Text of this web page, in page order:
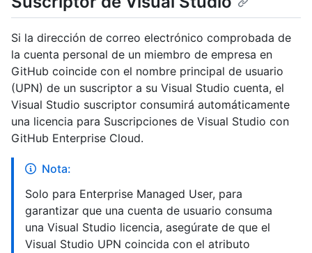
Si la dirección de correo electrónico comprobada de
la cuenta personal de un miembro de empresa en
GitHub coincide con el nombre principal de usuario
(UPN) de un suscriptor a su Visual Studio cuenta, el
Visual Studio suscriptor consumirá automáticamente
una licencia para Suscripciones de Visual Studio con
GitHub Enterprise Cloud.
Nota:
Solo para Enterprise Managed User, para
garantizar que una cuenta de usuario consuma
una Visual Studio licencia, asegúrate de que el
Visual Studio UPN coincida con el atributo